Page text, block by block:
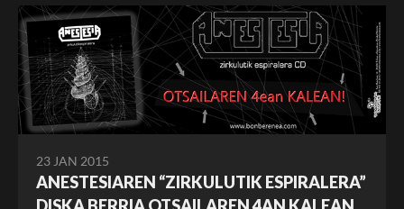
23 JAN 2015
ANESTESIAREN “ZIRKULUTIK ESPIRALERA”